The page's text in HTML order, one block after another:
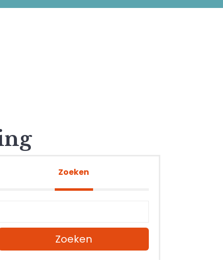
Zoeken
Zoeken